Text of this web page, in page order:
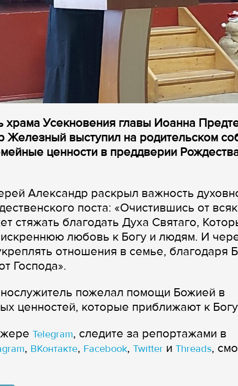
храма Усекновения главы Иоанна
Железный выступил на родительском
ценности в преддверии
Александр раскрыл важность
поста: «Очистившись от
стяжать благодать Духа Святаго,
любовь к Богу и людям. И
отношения в семье, благодаря
Господа».
пожелал помощи Божией в
ценностей, которые приближают к
Telegram, следите за репортажами в
, ВКонтакте, Facebook, Twitter и Threads,